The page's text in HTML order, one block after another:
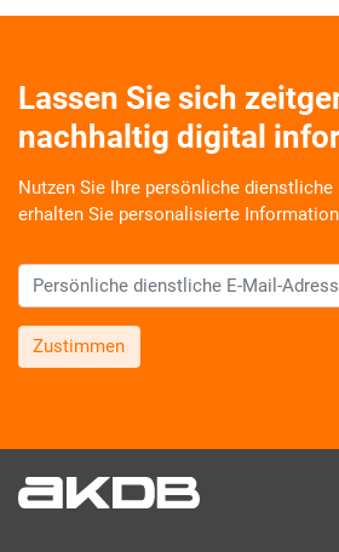
Über die AKDB
Lassen Sie sich
nachhaltig digital
Nutzen Sie Ihre persönliche dienstliche
erhalten Sie personalisierte
Zustimmen
informativ und selbstverständlich
schnell und ressourcenschonend, eben